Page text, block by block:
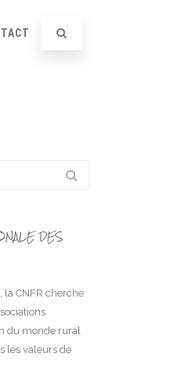
DES
la CNFR cherche
du monde rural
les valeurs de